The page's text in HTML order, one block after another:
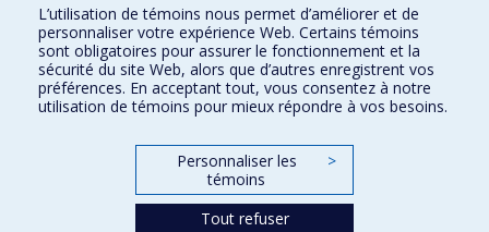
Plan du site
Accessibilité
L’utilisation de témoins nous permet d’améliorer et de
personnaliser votre expérience Web. Certains témoins
sont obligatoires pour assurer le fonctionnement et la
sécurité du site Web, alors que d’autres enregistrent vos
préférences. En acceptant tout, vous consentez à notre
utilisation de témoins pour mieux répondre à vos besoins.
Personnaliser les
témoins
>
Tout refuser